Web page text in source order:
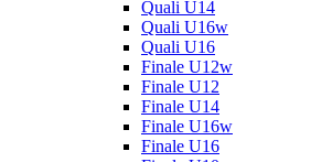
Quali U14
Quali U16w
Quali U16
Finale U12w
Finale U12
Finale U14
Finale U16w
Finale U16